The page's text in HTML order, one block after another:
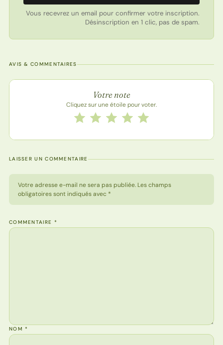
Vous recevrez un email pour confirmer votre inscription.
Désinscription en 1 clic, pas de spam.
AVIS & COMMENTAIRES
Note de la recette
Votre note
Cliquez sur une étoile pour voter.
Notez cette recette de 1 à 5 étoiles
5 étoiles
4 étoiles
3 étoiles
2 étoiles
1 étoile
LAISSER UN COMMENTAIRE
Votre adresse e-mail ne sera pas publiée. Les champs
obligatoires sont indiqués avec *
COMMENTAIRE *
NOM*